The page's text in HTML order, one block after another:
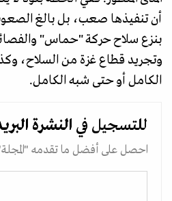
أن تنفيذها صعب، بل بالغ
بنزع سلاح حركة "حماس"
وتجريد قطاع غزة من السلاح،
الكامل أو حتى شبه الكامل.
للتسجيل في النشرة
احصل على أفضل ما تقدمه